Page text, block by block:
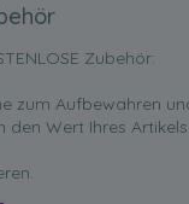
Zubehör:
zum Aufbewahren
den Wert Ihres Artikels